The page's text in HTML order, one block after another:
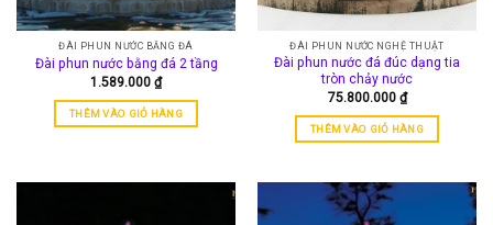
ĐÀI PHUN NƯỚC BẰNG ĐÁ
Đài phun nước bằng đá 2 tầng
1.589.000 ₫
THÊM VÀO GIỎ HÀNG
ĐÀI PHUN NƯỚC NGHỆ THUẬT
Đài phun nước đá đúc dạng tia
tròn chảy nước
75.800.000 ₫
THÊM VÀO GIỎ HÀNG